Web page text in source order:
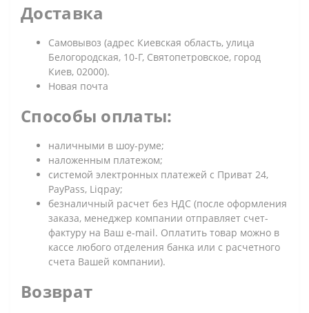
Доставка
Самовывоз (адрес Киевская область, улица
Белогородская, 10-Г, Святопетровское, город
Киев, 02000).
Новая почта
Способы оплаты:
наличными в шоу-руме;
наложенным платежом;
системой электронных платежей с Приват 24,
PayPass, Liqpay;
безналичный расчет без НДС (после оформления
заказа, менеджер компании отправляет счет-
фактуру на Ваш e-mail. Оплатить товар можно в
кассе любого отделения банка или с расчетного
счета Вашей компании).
Возврат